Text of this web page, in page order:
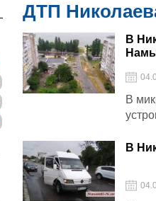
ДТП
В
В
В